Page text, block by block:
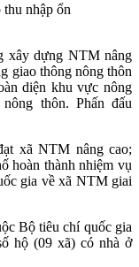
nhập ổn
xây dựng NTM nâng
giao thông nông thôn
diện khu vực nông
thôn. Phấn đấu
xã NTM nâng cao;
hoàn thành nhiệm vụ
gia về xã NTM giai
Bộ tiêu chí quốc gia
hộ (09 xã) có nhà ở